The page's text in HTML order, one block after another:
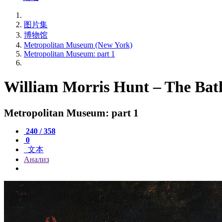
图片集
博物馆
Metropolitan Museum (New York)
Metropolitan Museum: part 1
William Morris Hunt – The
Metropolitan Museum: part 1
240 / 358
0
文本
Анализ